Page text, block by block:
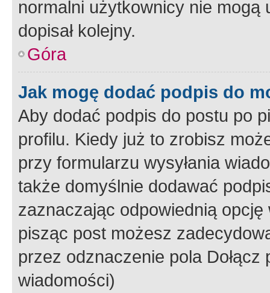
normalni użytkownicy nie
dopisał kolejny.
Góra
Jak mogę dodać podpis do
Aby dodać podpis do postu po
profilu. Kiedy już to zrobisz
przy formularzu wysyłania
także domyślnie dodawać
zaznaczając odpowiednią
pisząc post możesz
przez odznaczenie pola
wiadomości)